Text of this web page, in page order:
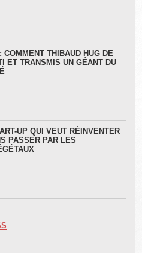
COMMENT THIBAUD HUG DE
ET TRANSMIS UN GÉANT DU
UP QUI VEUT RÉINVENTER
PASSER PAR LES